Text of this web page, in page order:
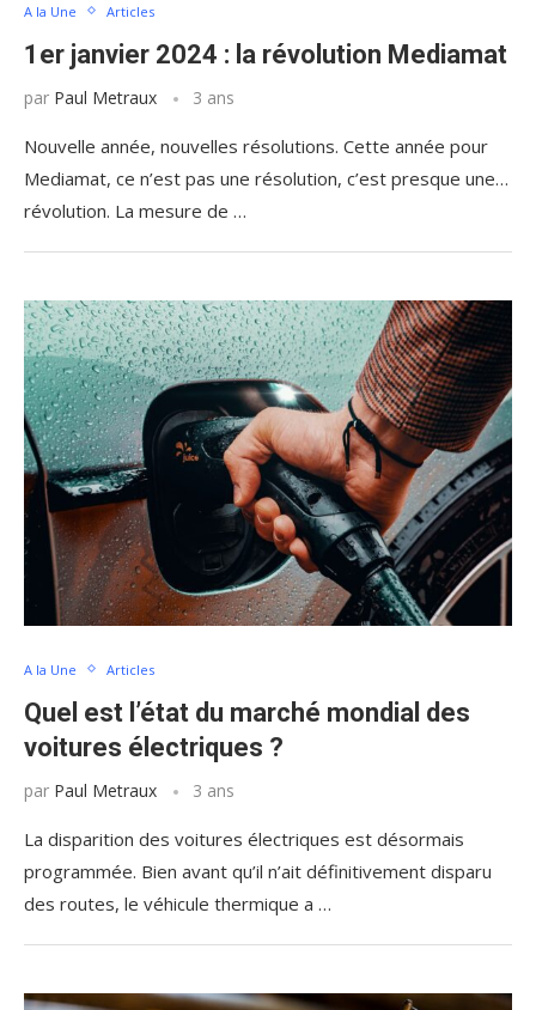
A la Une Articles
1er janvier 2024 : la révolution Mediamat
par Paul Metraux 3 ans
Nouvelle année, nouvelles résolutions. Cette année pour
Mediamat, ce n’est pas une résolution, c’est presque une…
révolution. La mesure de …
A la Une Articles
Quel est l’état du marché mondial des
voitures électriques ?
par Paul Metraux 3 ans
La disparition des voitures électriques est désormais
programmée. Bien avant qu’il n’ait définitivement disparu
des routes, le véhicule thermique a …